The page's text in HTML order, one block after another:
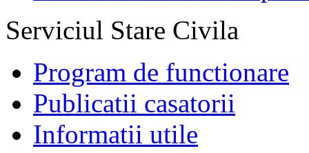
Serviciul Stare Civila
Program de functionare
Publicatii casatorii
Informatii utile